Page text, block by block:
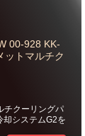
00-928 KK-
ットマルチク
チクーリングパ
却システムG2を